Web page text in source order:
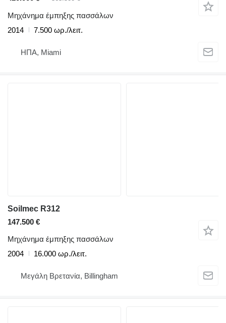
Μηχάνημα έμπηξης πασσάλων
2014
7.500 ωρ./λειτ.
ΗΠΑ, Miami
Soilmec R312
147.500 €
Μηχάνημα έμπηξης πασσάλων
2004
16.000 ωρ./λειτ.
Μεγάλη Βρετανία, Billingham